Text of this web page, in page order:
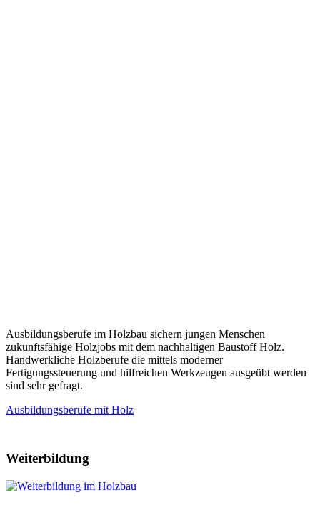
Ausbildungsberufe im Holzbau sichern jungen Menschen
zukunftsfähige Holzjobs mit dem nachhaltigen Baustoff Holz.
Handwerkliche Holzberufe die mittels moderner
Fertigungssteuerung und hilfreichen Werkzeugen ausgeübt werden
sind sehr gefragt.
Ausbildungsberufe mit Holz
Weiterbildung